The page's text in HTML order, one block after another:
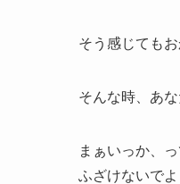
そう感じても
そんな時、あ
まぁいっか、
ふざけないで